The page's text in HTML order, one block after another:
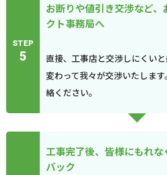
STEP
5
お断りや値引き交渉など、
クト事務局へ
直接、工事店と交渉しにくい
変わって我々が交渉いたしま
絡ください。
工事完了後、皆様にもれな
バック